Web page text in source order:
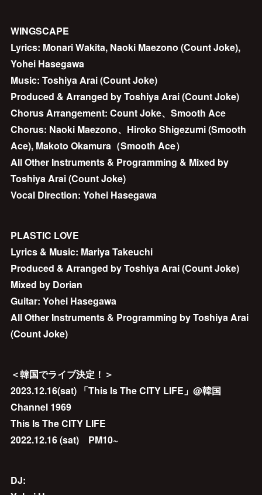
WINGSCAPE
Lyrics: Monari Wakita, Naoki Maezono (Count Joke),
Yohei Hasegawa
Music: Toshiya Arai (Count Joke)
Produced & Arranged by Toshiya Arai (Count Joke)
Chorus Arrangement: Count Joke、Smooth Ace
Chorus: Naoki Maezono、Hiroko Shigezumi (Smooth
Ace), Makoto Okamura（Smooth Ace）
All Other Instruments & Programming & Mixed by
Toshiya Arai (Count Joke)
Vocal Direction: Yohei Hasegawa
PLASTIC LOVE
Lyrics & Music: Mariya Takeuchi
Produced & Arranged by Toshiya Arai (Count Joke)
Mixed by Dorian
Guitar: Yohei Hasegawa
All Other Instruments & Programming by Toshiya Arai
(Count Joke)
＜韓国でライブ決定！＞
2023.12.16(sat) 「This Is The CITY LIFE」@韓国
Channel 1969
This Is The CITY LIFE
2022.12.16 (sat) PM10~
DJ: